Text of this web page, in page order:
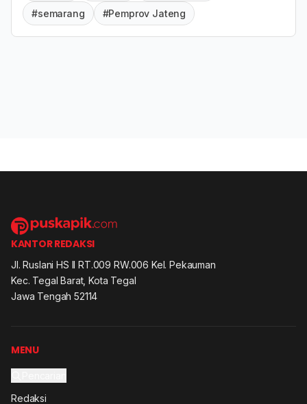
#semarang #Pemprov Jateng
KANTOR REDAKSI
Jl. Ruslani HS II RT.009 RW.006 Kel. Pekauman
Kec. Tegal Barat, Kota Tegal
Jawa Tengah 52114
MENU
Redaksi